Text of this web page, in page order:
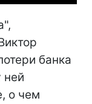
банка
ней
о чем